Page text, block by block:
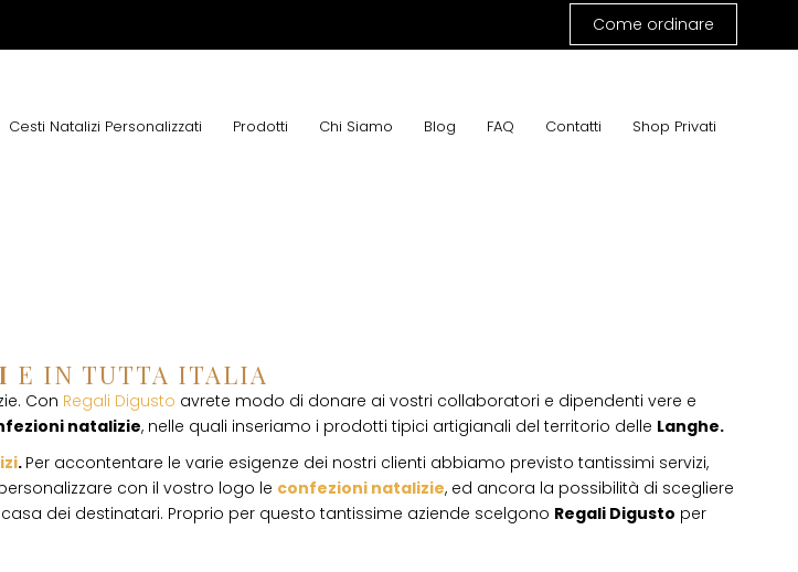
Come ordinare
Cesti Natalizi Personalizzati Prodotti Chi Siamo Blog FAQ Contatti Shop Privati
E IN TUTTA ITALIA
Con Regali Digusto avrete modo di donare ai vostri collaboratori e dipendenti vere e
natalizie, nelle quali inseriamo i prodotti tipici artigianali del territorio delle Langhe.
. Per accontentare le varie esigenze dei nostri clienti abbiamo previsto tantissimi servizi,
con il vostro logo le confezioni natalizie, ed ancora la possibilità di scegliere
dei destinatari. Proprio per questo tantissime aziende scelgono Regali Digusto per